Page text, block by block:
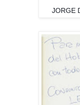
JORGE